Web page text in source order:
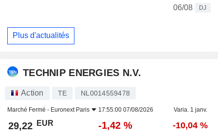
06/08
DJ
Plus d'actualités
TECHNIP ENERGIES N.V.
Action TE NL0014559478
Marché Fermé - Euronext Paris 17:55:00 07/08/2026 Varia. 1 janv.
29,22 EUR -1,42 % -10,04 %